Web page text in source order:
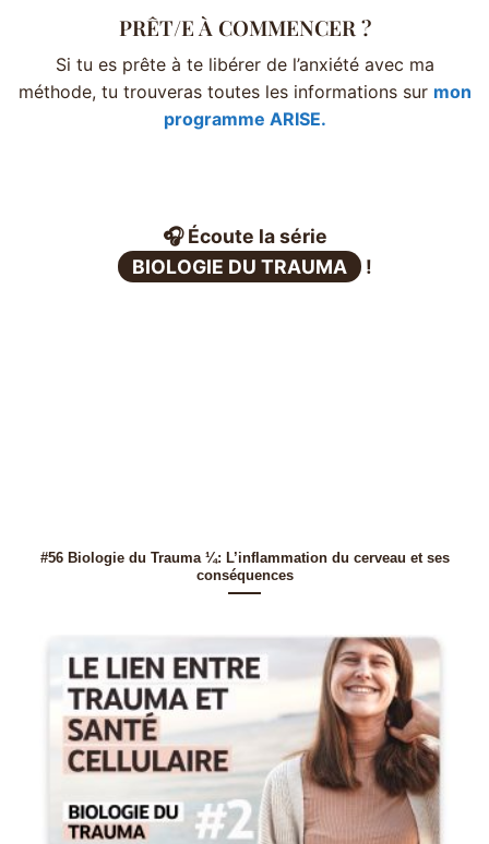
PRÊT/E À COMMENCER ?
Si tu es prête à te libérer de l’anxiété avec ma
méthode, tu trouveras toutes les informations sur mon
programme ARISE.
🎧 Écoute la série
BIOLOGIE DU TRAUMA
!
#56 Biologie du Trauma ¼: L’inflammation du cerveau et ses
conséquences